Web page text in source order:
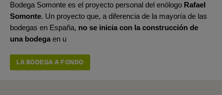
Bodega Somonte es el proyecto personal del enólogo Rafael
Somonte. Un proyecto que, a diferencia de la mayoría de las
bodegas en España, no se inicia con la construcción de
una bodega en u
LA BODEGA A FONDO